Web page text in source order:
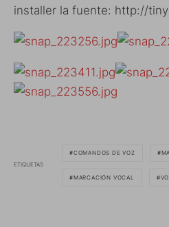
installer la fuente: http://
ETIQUETAS
COMANDOS DE VOZ
MARCACIÓN VOCAL